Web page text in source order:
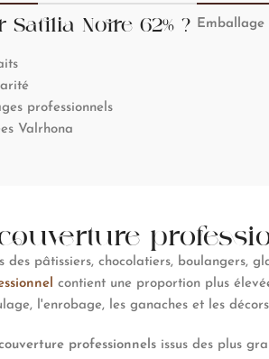
Noire 62% ?
professionnels
Valrhona
Emballage
pâtissiers, chocolatiers, boulangers,
contient une proportion plus
l'enrobage, les ganaches et les
professionnels issus des plus